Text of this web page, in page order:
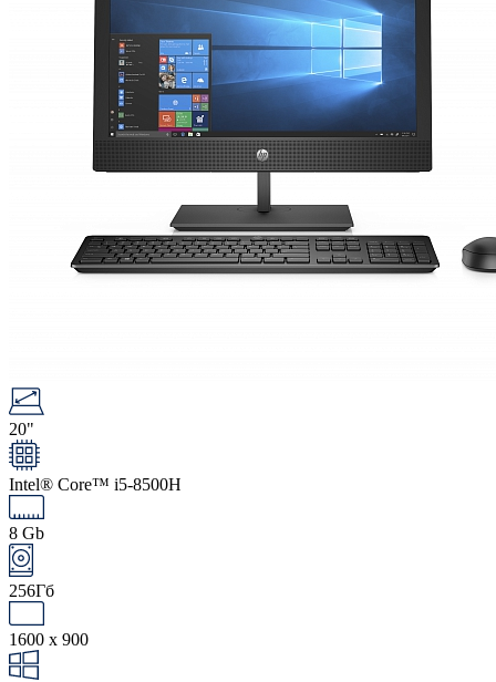
20"
Intel® Core™ i5-8500H
8 Gb
256Гб
1600 x 900